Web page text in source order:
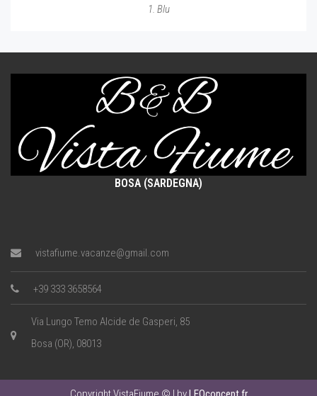
1. Blu
BOSA (SARDEGNA)
vistafiume.vacanze@gmail.com
+39 333 3658564
Via Lungo Temo Alcide de Gasperi, 85
Bosa (OR), 08013